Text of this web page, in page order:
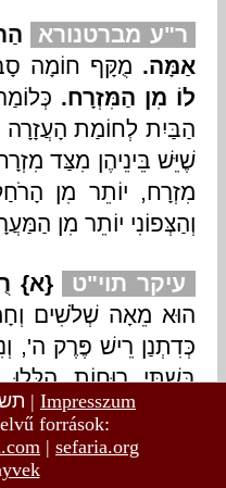
| Impresszum
források:
| sefaria.org